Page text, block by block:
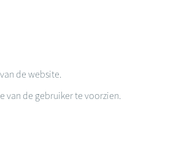
de website.
van de gebruiker te voorzien.